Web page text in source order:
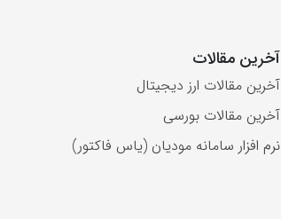
آخرین مقالات
آخرین مقالات ارز دیجیتال
آخرین مقالات بورسی
نرم افزار سامانه مودیان (یاس فاکتور)